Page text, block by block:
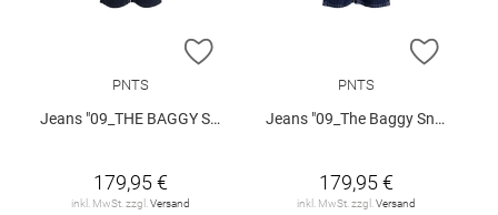
ZUR WUNSCHLISTE HINZUFÜGEN
PNTS
Jeans "09_THE BAGGY SNOS"
179,95 €
inkl. MwSt. zzgl. Versand
ZUR
PNTS
Jeans "09_The Baggy Snos"
179,95 €
inkl. MwSt. zzgl. Versand